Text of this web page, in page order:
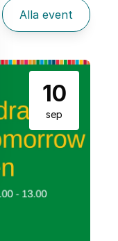
Alla event
10
sep